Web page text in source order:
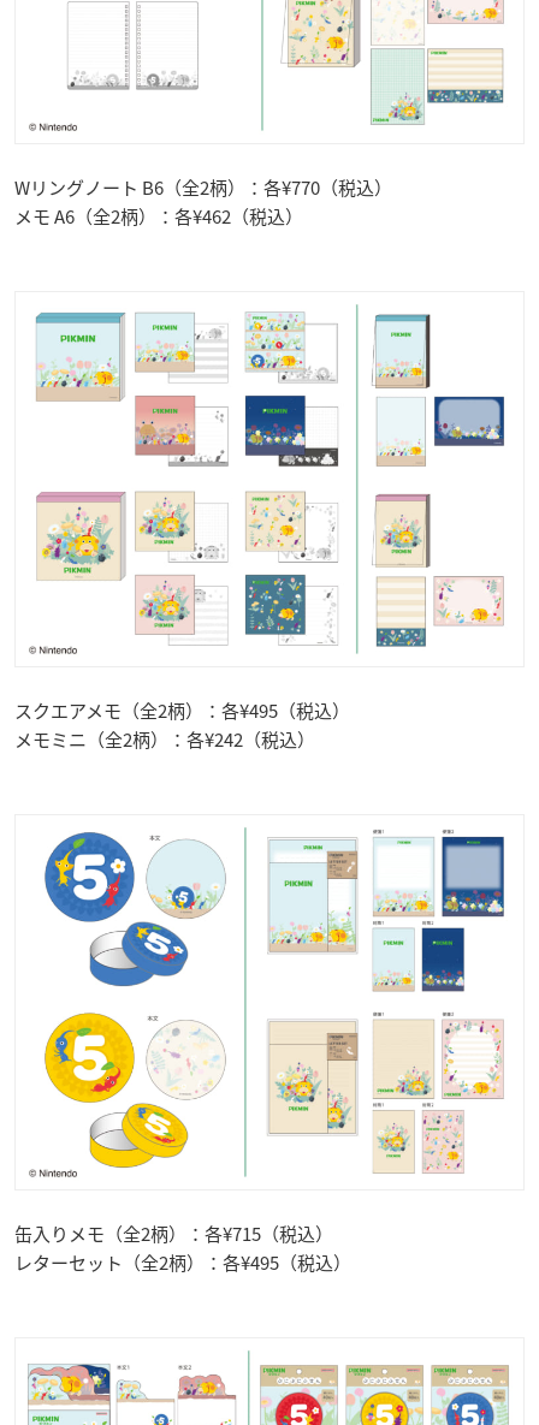
Wリングノート B6（全2柄）：各¥770（税込）
メモ A6（全2柄）：各¥462（税込）
スクエアメモ（全2柄）：各¥495（税込）
メモミニ（全2柄）：各¥242（税込）
缶入りメモ（全2柄）：各¥715（税込）
レターセット（全2柄）：各¥495（税込）